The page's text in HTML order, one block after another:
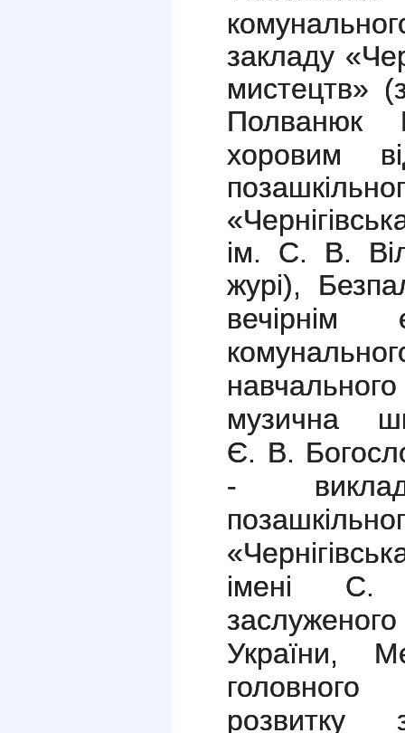
закладу
мистецтв»
хоровим
ім. С. В.
журі),
вечірнім
музична
Є. В.
-
імені С.
України,
головного
розвитку